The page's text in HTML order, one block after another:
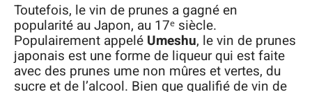
Toutefois, le vin de prunes a gagné en
popularité au Japon, au 17ᵉ siècle.
Populairement appelé Umeshu, le vin de prunes
japonais est une forme de liqueur qui est faite
avec des prunes ume non mûres et vertes, du
sucre et de l’alcool. Bien que qualifié de vin de